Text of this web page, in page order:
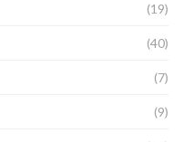
(19)
(40)
(7)
(9)